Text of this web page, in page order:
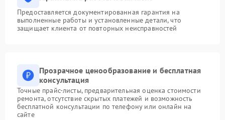
Предоставляется документированная гарантия на
выполненные работы и установленные детали, что
защищает клиента от повторных неисправностей
Прозрачное ценообразование и бесплатная
консультация
Точные прайс-листы, предварительная оценка стоимости
ремонта, отсутствие скрытых платежей и возможность
бесплатной консультации по телефону или онлайн на
сайте